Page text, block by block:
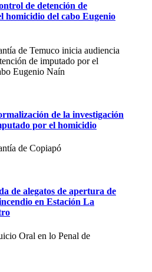
de detención de
homicidio del cabo Eugenio
de Temuco inicia audiencia
de imputado por el
Eugenio Naín
de la investigación
por el homicidio
de Copiapó
de alegatos de apertura de
en Estación La
Oral en lo Penal de